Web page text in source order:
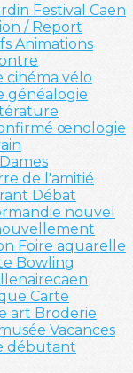
Festival Caen
/ Report
Animations
cinéma vélo
généalogie
œnologie
Dames
de l'amitié
Débat
nouvel
Foire aquarelle
Bowling
Carte
art Broderie
Vacances
débutant